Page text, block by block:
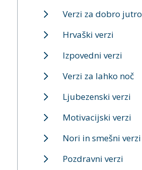
Verzi za dobro jutro
Hrvaški verzi
Izpovedni verzi
Verzi za lahko noč
Ljubezenski verzi
Motivacijski verzi
Nori in smešni verzi
Pozdravni verzi